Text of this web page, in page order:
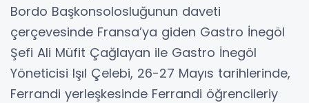
Bordo Başkonsolosluğunun daveti
çerçevesinde Fransa’ya giden Gastro İnegöl
Şefi Ali Müfit Çağlayan ile Gastro İnegöl
Yöneticisi Işıl Çelebi, 26-27 Mayıs tarihlerinde,
Ferrandi yerleşkesinde Ferrandi öğrencileriy